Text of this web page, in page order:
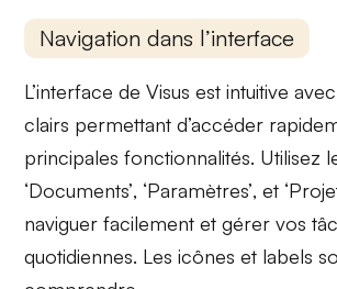
Navigation dans l’interface
L’interface de Visus est intuitive
clairs permettant d’accéder
principales fonctionnalités. Utilisez
‘Documents’, ‘Paramètres’, et
naviguer facilement et gérer vos
quotidiennes. Les icônes et labels